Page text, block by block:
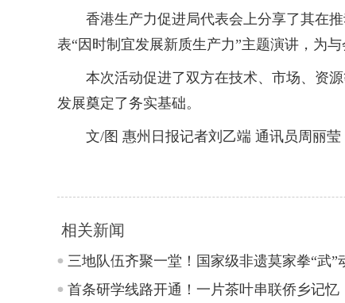
香港生产力促进局代表会上分享了其在推
表“因时制宜发展新质生产力”主题演讲，为
本次活动促进了双方在技术、市场、资源
发展奠定了务实基础。
文/图 惠州日报记者刘乙端 通讯员周丽莹
相关新闻
三地队伍齐聚一堂！国家级非遗莫家拳“武”
首条研学线路开通！一片茶叶串联侨乡记忆